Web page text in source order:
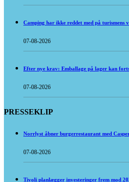
Camping har ikke reddet med på turismens
07-08-2026
Efter nye krav: Emballage på lager kan
07-08-2026
PRESSEKLIP
Norrlyst åbner burgerrestaurant med
07-08-2026
Tivoli planlægger investeringer frem mod